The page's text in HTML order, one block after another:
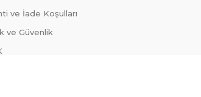
ve İade Koşulları
ve Güvenlik